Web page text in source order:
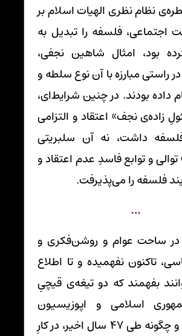
نظام نظری الهیات اسلام بر
فلسفه را تبدیل به
بود، امثال شاهین نجفی،
راستی مبارزه با آن نوع سلطه و
داده بودند. در چنین شرایط‌ای،
زاده‌ی نجف» اعتقاد و التزامی
داشت، نه آن سلبریتی
و توابع فاسدِ عدم اعتقاد و
فلسفه را می‌پذیرفت.
…
در ساحت عوام و روشن‌فکری و
تاکنون نفهمیده و تا اطلاع
بفهمند که دو تیغه‌ی قیچیِ
اسلامی و اپوزیسیون
انقلابی، چرا و چگونه طی 47 سال اخیر، در کارِ